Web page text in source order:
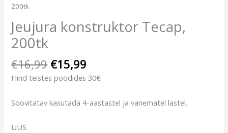
200tk
Jeujura konstruktor Tecap,
200tk
€16,99 €15,99
Hind teistes poodides 30€
Soovitatav kasutada 4-aastastel ja vanematel lastel.
UUS